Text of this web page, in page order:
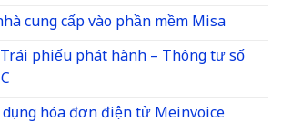
cung cấp vào phần mềm Misa
phiếu phát hành – Thông tư số
hóa đơn điện tử Meinvoice